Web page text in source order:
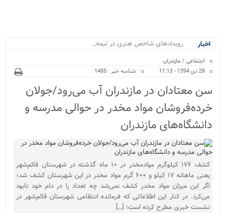
اخبار
رویدادهای شاخص هنری در نیمه نخست _
اجتماعی / مازندران
28 دی 1394 - 11:13
شناسه خبر : 1485
سن معتادان در مازندران آب می‌رود/جولان
خرده‌فروشان مواد مخدر در حوالی مدرسه و
دانشگاه‌های مازندران
کشف ۱۷۶ کیلوگرم موادمخدر در ۱۰ ماه گذشته در شهرستان قائم‌شهر
یعنی ماهانه ۱۷ کیلو و ۶۰۰ گرم مواد مخدر در این شهرستان کشف شد؛
اگر این میزان مواد مخدر کشف نمی‌شد چه تعداد را در دام خود نابود
می‌کرد. در کنار این اطلاعاتی که فرمانده انتظامی شهرستان قائم‌شهر در
نشست خبری مطرح کرده است؛ […]